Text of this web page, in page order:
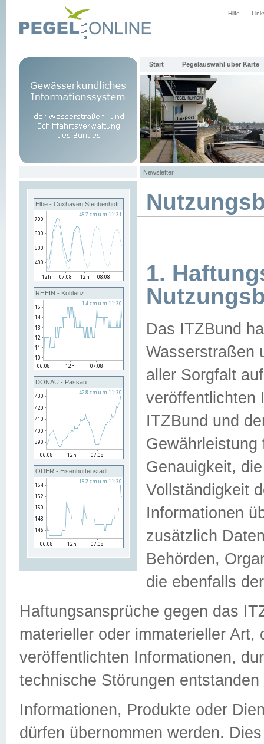
Hilfe
Start Pegelauswahl über Karte
Newsletter
Elbe - Cuxhaven Steubenhöft
RHEIN - Koblenz
DONAU - Passau
ODER - Eisenhüttenstadt
1.
Das ITZBund
Wasserstraßen
aller Sorgfalt
veröffentlichten
ITZBund und
Genauigkeit,
Vollständigkeit
Informationen
zusätzlich
Behörden,
die ebenfalls
Haftungsansprüche gegen das
materieller oder immaterieller
veröffentlichten Informationen,
technische Störungen
Informationen, Produkte oder
dürfen übernommen werden.